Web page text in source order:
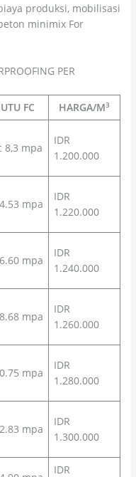
produksi, mobilisasi
minimix For
PER
FC HARGA/M3
8,3 mpa
IDR
1.200.000
mpa
IDR
1.220.000
mpa
IDR
1.240.000
mpa
IDR
1.260.000
mpa
IDR
1.280.000
mpa
IDR
1.300.000
IDR